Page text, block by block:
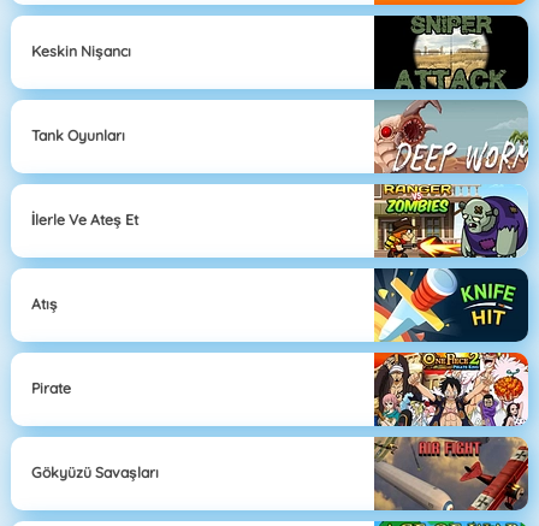
Keskin Nişancı
Tank Oyunları
İlerle Ve Ateş Et
Atış
Pirate
Gökyüzü Savaşları